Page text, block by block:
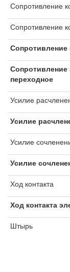
Сопротивление
Сопротивление
Сопротивление
Сопротивление
переходное
Усилие
Усилие
Усилие
Усилие
Ход контакта
Ход контакта
Штырь